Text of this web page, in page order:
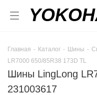
Главная - Каталог - Шины -
LR7000 650/85R38 173D TL
Шины LingLong
231003617